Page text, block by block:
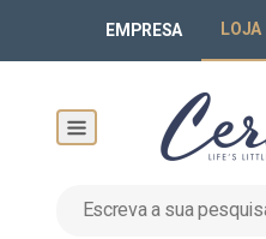
EMPRESA LOJA